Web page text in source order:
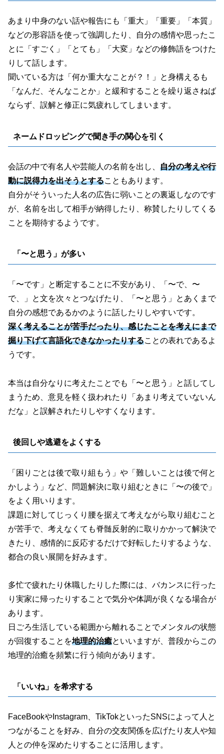
あまり中身のない話や報告にも「重大」「重要」「本質」
などの形容語を使って強調したり、自分の感情や思ったこ
とに「すごく」「とても」「大変」などの修飾語をつけた
りして話します。
聞いている方は「何か重大なことが？！」と身構えるも
「なんだ、そんなことか」と緩和することを繰り返さねば
ならず、誤解と修正に気疲れしてしまいます。
ネームドロッピングで聞き手の関心を引く
会話の中で有名人や芸能人の名前を出し、 自分の考えや行
動に説得力を出そうとすることもあります。
自分がそういった人名の広告に弱いことの裏返しなのです
が、名前を出して相手が納得したり、称賛したりしてくる
ことを期待するようです。
「〜と思う」が多い
「〜です」と断定することに不安があり、「〜で、〜
で、」と文を次々とつなげたり、「〜と思う」とあくまで
自分の感想であるかのように話したりしやすいです。
深く考えることが苦手だったり、感じたことを考えにまで
掘り下げて言語化できなかったりすることの表れであるよ
うです。
本当は自分なりに考えたことでも「〜と思う」と話してし
まうため、意見を軽く扱われたり「あまり考えていないん
だな」と誤解されたりしやすくなります。
後回しや逃避をよくする
「困りごとは後で取り組もう」や「難しいことは後で何と
かしよう」など、問題解決に取り組むときに「〜の後で」
をよく用いります。
課題に対してじっくり腰を据えて考えながら取り組むこと
が苦手で、考えなくても脊髄反射的に取りかかって解決で
きたり、感情的に反応するだけで好転したりするような、
都合の良い展開を好みます。
多忙で疲れたり休職したりした際には、バカンスに行った
り実家に帰ったりすることで気分や体調が良くなる場合が
あります。
日ごろ生活している範囲から離れることでメンタルの状態
が回復することを地理的治癒といいますが、普段からこの
地理的治癒を頻繁に行う傾向があります。
「いいね」を希求する
FaceBookやInstagram、TikTokといったSNSによって人と
つながることを好み、自分の交友関係を広げたり友人や知
人との仲を深めたりすることに活用します。